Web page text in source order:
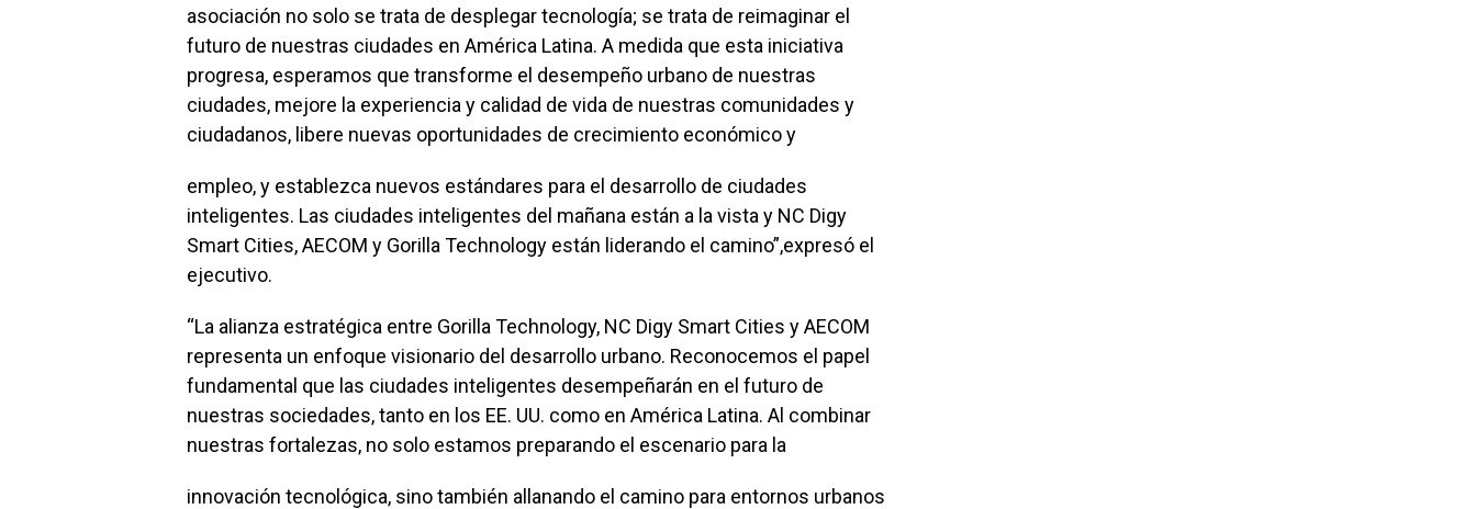
asociación no solo se trata de desplegar tecnología; se trata de reimaginar el
futuro de nuestras ciudades en América Latina. A medida que esta iniciativa
progresa, esperamos que transforme el desempeño urbano de nuestras
ciudades, mejore la experiencia y calidad de vida de nuestras comunidades y
ciudadanos, libere nuevas oportunidades de crecimiento económico y
empleo, y establezca nuevos estándares para el desarrollo de ciudades
inteligentes. Las ciudades inteligentes del mañana están a la vista y NC Digy
Smart Cities, AECOM y Gorilla Technology están liderando el camino”,expresó el
ejecutivo.
“La alianza estratégica entre Gorilla Technology, NC Digy Smart Cities y AECOM
representa un enfoque visionario del desarrollo urbano. Reconocemos el papel
fundamental que las ciudades inteligentes desempeñarán en el futuro de
nuestras sociedades, tanto en los EE. UU. como en América Latina. Al combinar
nuestras fortalezas, no solo estamos preparando el escenario para la
innovación tecnológica, sino también allanando el camino para entornos urbanos